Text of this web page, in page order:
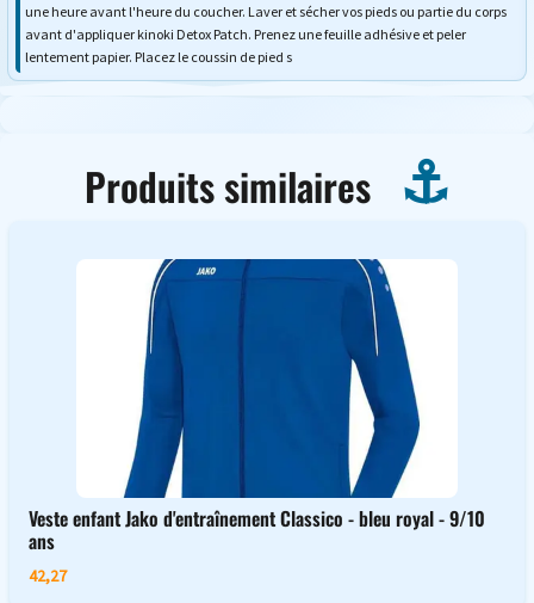
une heure avant l'heure du coucher. Laver et sécher vos pieds ou partie du corps
avant d'appliquer kinoki Detox Patch. Prenez une feuille adhésive et peler
lentement papier. Placez le coussin de pied s
Produits similaires
Veste enfant Jako d'entraînement Classico - bleu royal - 9/10
ans
42,27